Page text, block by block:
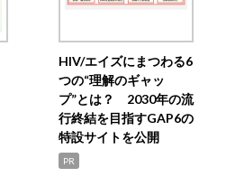
HIV/エイズにまつわる6
つの“理解のギャッ
プ”とは？ 2030年の流
行終結を目指すGAP6の
特設サイトを公開
PR